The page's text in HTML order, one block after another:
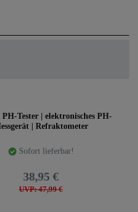
und Hilfen an, damit
Tester | elektronisches PH-
| Refraktometer
Sofort lieferbar!
UVP: 47,99 €
38,95 €